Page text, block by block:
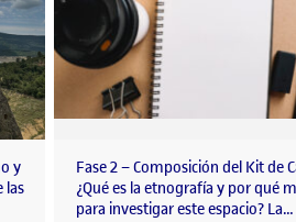
y
las
Fase 2 – Composición del Kit de
¿Qué es la etnografía y por qué
para investigar este espacio? La…